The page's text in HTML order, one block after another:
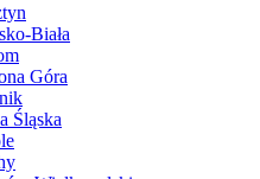
Biała
Góra
Śląska